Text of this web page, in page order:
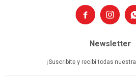
 
Newsletter
¡Suscribite y recibí todas